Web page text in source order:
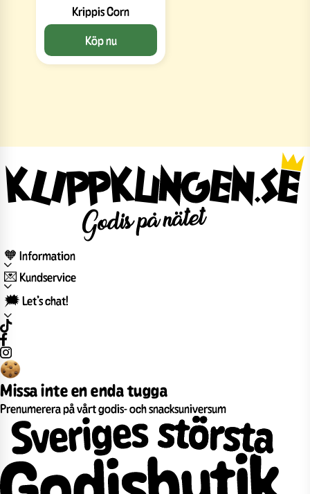
Krippis Corn
Köp nu
🧡 Information
💌 Kundservice
🗯️ Let’s chat!
Missa inte en enda tugga
Prenumerera på vårt godis- och snacksuniversum